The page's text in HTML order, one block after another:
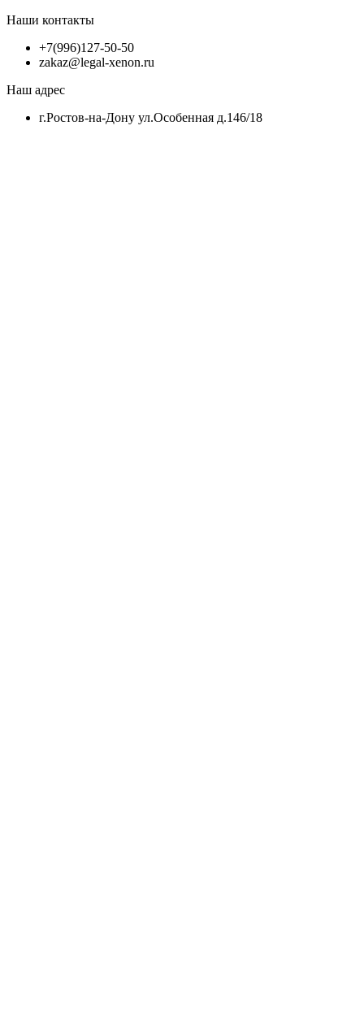
Наши контакты
+7(996)127-50-50
zakaz@legal-xenon.ru
Наш адрес
г.Ростов-на-Дону ул.Особенная д.146/18